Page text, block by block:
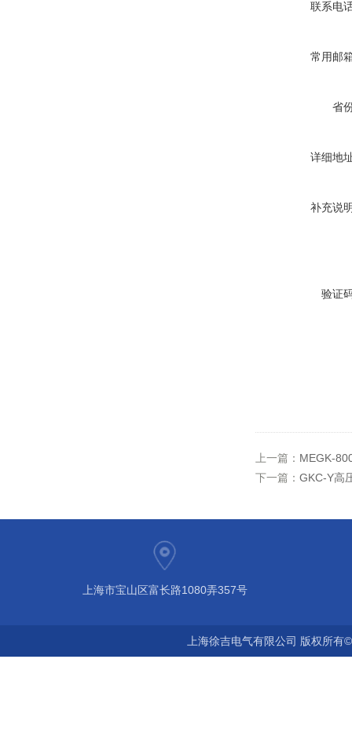
联系电
常用邮
省
详细地
补充说
验证
上一篇： MEGK-
下一篇： GKC-Y高
上海市宝山区富长路1080弄357号
上海徐吉电气有限公司 版权所